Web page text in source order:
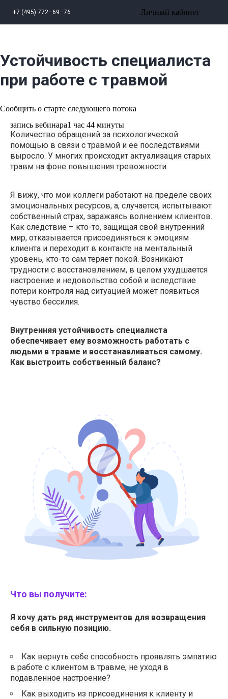
+7 (495) 772–69–76 Личный кабинет
Устойчивость специалиста
при работе с травмой
Сообщить о старте следующего потока
запись вебинара1 час 44 минуты
Количество обращений за психологической
помощью в связи с травмой и ее последствиями
выросло. У многих происходит актуализация старых
травм на фоне повышения тревожности.
Я вижу, что мои коллеги работают на пределе своих
эмоциональных ресурсов, а, случается, испытывают
собственный страх, заражаясь волнением клиентов.
Как следствие – кто-то, защищая свой внутренний
мир, отказывается присоединяться к эмоциям
клиента и переходит в контакте на ментальный
уровень, кто-то сам теряет покой. Возникают
трудности с восстановлением, в целом ухудшается
настроение и недовольство собой и вследствие
потери контроля над ситуацией может появиться
чувство бессилия.
Внутренняя устойчивость специалиста
обеспечивает ему возможность работать с
людьми в травме и восстанавливаться самому.
Как выстроить собственный баланс?
Что вы получите:
Я хочу дать ряд инструментов для возвращения
себя в сильную позицию.
Как вернуть себе способность проявлять эмпатию
в работе с клиентом в травме, не уходя в
подавленное настроение?
Как выходить из присоединения к клиенту и